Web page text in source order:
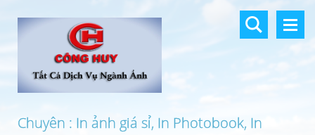
Chuyên : In ảnh giá sỉ, In Photobook, In